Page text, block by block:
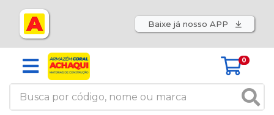
Baixe já nosso APP
0